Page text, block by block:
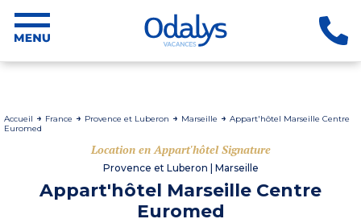
Accueil France Provence et Luberon Marseille
Appart'hôtel Marseille Centre
Euromed
Location en Appart'hôtel Signature
Provence et Luberon | Marseille
Appart'hôtel Marseille Centre
Euromed